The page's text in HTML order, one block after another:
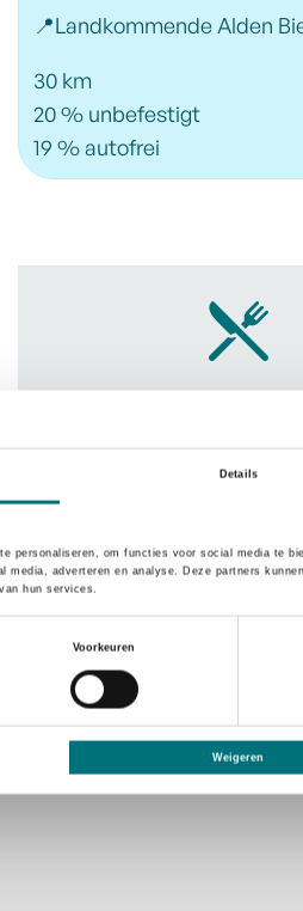
Details
personaliseren, om functies voor social media te
media, adverteren en analyse. Deze partners
hun services.
Voorkeuren
Weigeren
📍Landkommende Alden
30 km
20 % unbefestigt
19 % autofrei